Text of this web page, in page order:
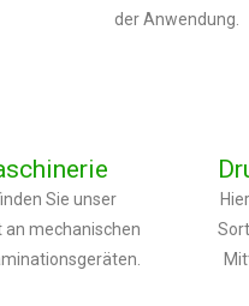
der Anwendung.
Sie unser
an mechanischen